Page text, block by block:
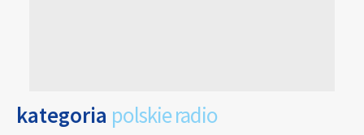
kategoria polskie radio